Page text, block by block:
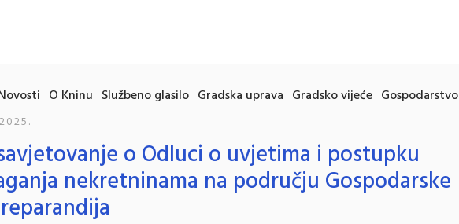
O Kninu Službeno glasilo Gradska uprava Gradsko vijeće Gospodarstvo
o Odluci o uvjetima i postupku
nekretninama na području Gospodarske